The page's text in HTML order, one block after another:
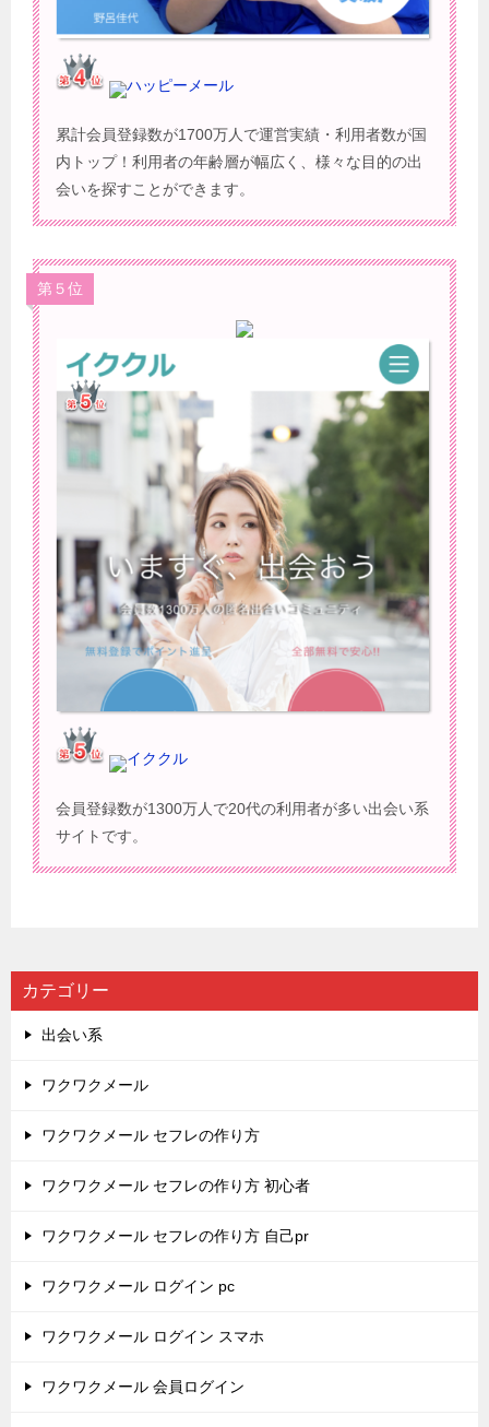
ハッピーメール
累計会員登録数が1700万人で運営実績・利用者数が国
内トップ！利用者の年齢層が幅広く、様々な目的の出
会いを探すことができます。
第５位
イククル
会員登録数が1300万人で20代の利用者が多い出会い系
サイトです。
カテゴリー
出会い系
ワクワクメール
ワクワクメール セフレの作り方
ワクワクメール セフレの作り方 初心者
ワクワクメール セフレの作り方 自己pr
ワクワクメール ログイン pc
ワクワクメール ログイン スマホ
ワクワクメール 会員ログイン